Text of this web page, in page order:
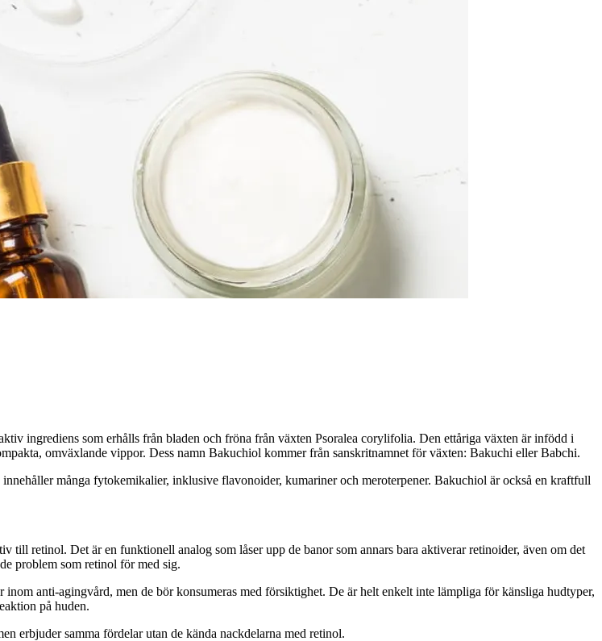
ingrediens som erhålls från bladen och fröna från växten Psoralea corylifolia. Den ettåriga växten är infödd i
omväxlande vippor. Dess namn Bakuchiol kommer från sanskritnamnet för växten: Bakuchi eller Babchi.
många fytokemikalier, inklusive flavonoider, kumariner och meroterpener. Bakuchiol är också en kraftfull
till retinol. Det är en funktionell analog som låser upp de banor som annars bara aktiverar retinoider, även om det
problem som retinol för med sig.
anti-agingvård, men de bör konsumeras med försiktighet. De är helt enkelt inte lämpliga för känsliga hudtyper,
på huden.
erbjuder samma fördelar utan de kända nackdelarna med retinol.